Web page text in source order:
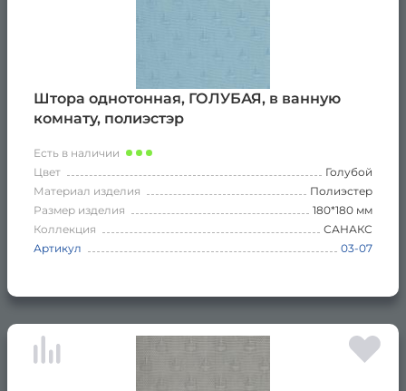
Штора однотонная, ГОЛУБАЯ, в ванную
комнату, полиэстэр
Есть в наличии
Цвет
Голубой
Материал изделия
Полиэстер
Размер изделия
180*180 мм
Коллекция
САНАКС
Артикул
03-07